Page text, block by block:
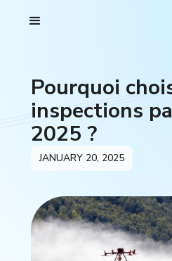
Pourquoi
inspections
2025 ?
JANUARY 20, 2025